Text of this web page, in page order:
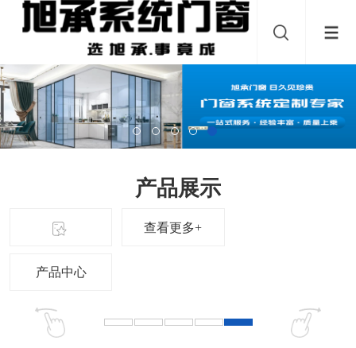
产品展示
产品中心
查看更多+